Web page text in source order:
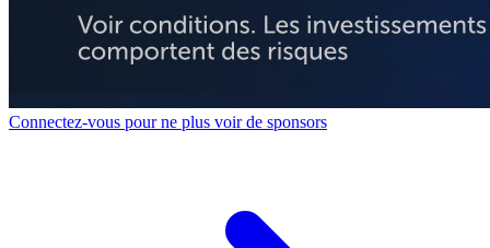
Connectez-vous pour ne plus voir de sponsors